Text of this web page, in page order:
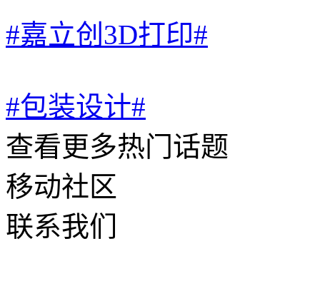
#嘉立创3D打印#
#包装设计#
查看更多热门话题
移动社区
联系我们